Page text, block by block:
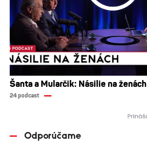
Šanta a Mularčik: Násilie na ženách
24 podcast
Odporúčame